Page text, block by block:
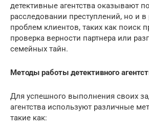
детективные агентства оказывают
расследовании преступлений, но и
проблем клиентов, таких как поиск
проверка верности партнера или
семейных тайн.
Методы работы детективного
Для успешного выполнения своих
агентства используют различные
такие как: